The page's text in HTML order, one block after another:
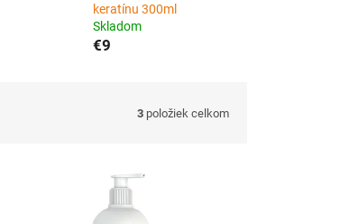
keratínu 300ml
Skladom
€9
3 položiek celkom